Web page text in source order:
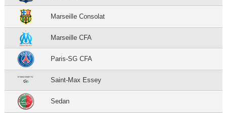
Marseille Consolat
Marseille CFA
Paris-SG CFA
Saint-Max Essey
Sedan